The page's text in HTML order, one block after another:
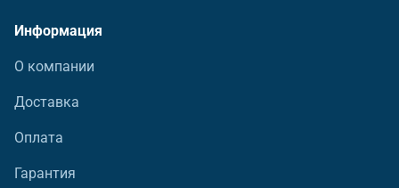
Информация
О компании
Доставка
Оплата
Гарантия